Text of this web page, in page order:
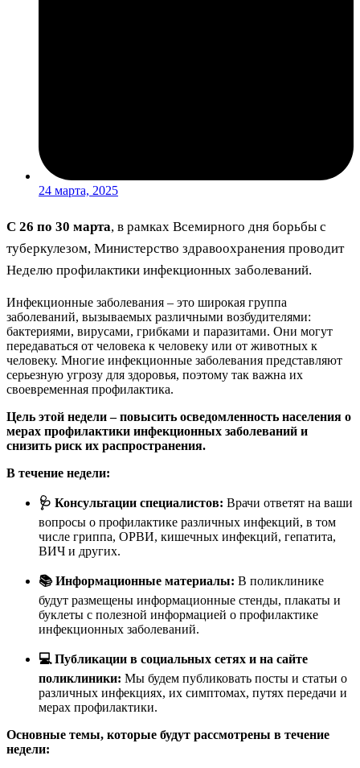
24 марта, 2025
С 26 по 30 марта, в рамках Всемирного дня борьбы с
туберкулезом, Министерство здравоохранения проводит
Неделю профилактики инфекционных заболеваний.
Инфекционные заболевания – это широкая группа
заболеваний, вызываемых различными возбудителями:
бактериями, вирусами, грибками и паразитами. Они могут
передаваться от человека к человеку или от животных к
человеку. Многие инфекционные заболевания представляют
серьезную угрозу для здоровья, поэтому так важна их
своевременная профилактика.
Цель этой недели – повысить осведомленность населения о
мерах профилактики инфекционных заболеваний и
снизить риск их распространения.
В течение недели:
🩺 Консультации специалистов: Врачи ответят на ваши
вопросы о профилактике различных инфекций, в том
числе гриппа, ОРВИ, кишечных инфекций, гепатита,
ВИЧ и других.
📚 Информационные материалы: В поликлинике
будут размещены информационные стенды, плакаты и
буклеты с полезной информацией о профилактике
инфекционных заболеваний.
💻 Публикации в социальных сетях и на сайте
поликлиники: Мы будем публиковать посты и статьи о
различных инфекциях, их симптомах, путях передачи и
мерах профилактики.
Основные темы, которые будут рассмотрены в течение
недели: